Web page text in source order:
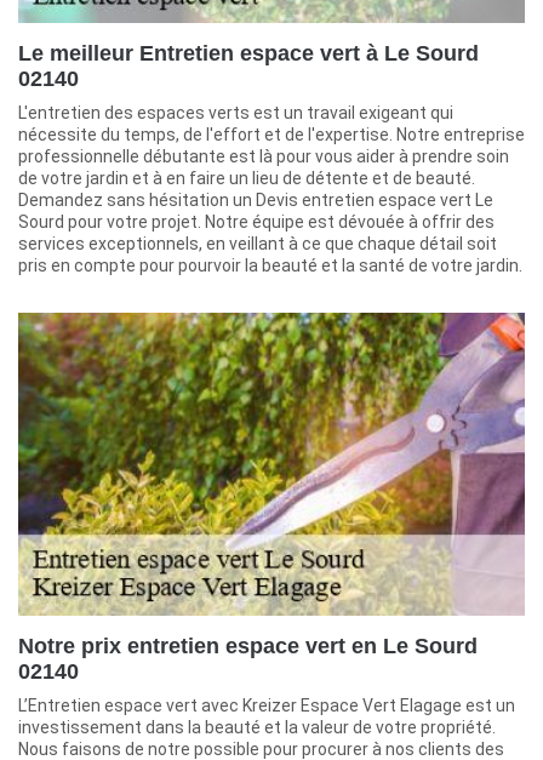
Le meilleur Entretien espace vert à Le Sourd
02140
L'entretien des espaces verts est un travail exigeant qui
nécessite du temps, de l'effort et de l'expertise. Notre entreprise
professionnelle débutante est là pour vous aider à prendre soin
de votre jardin et à en faire un lieu de détente et de beauté.
Demandez sans hésitation un Devis entretien espace vert Le
Sourd pour votre projet. Notre équipe est dévouée à offrir des
services exceptionnels, en veillant à ce que chaque détail soit
pris en compte pour pourvoir la beauté et la santé de votre jardin.
Notre prix entretien espace vert en Le Sourd
02140
L’Entretien espace vert avec Kreizer Espace Vert Elagage est un
investissement dans la beauté et la valeur de votre propriété.
Nous faisons de notre possible pour procurer à nos clients des